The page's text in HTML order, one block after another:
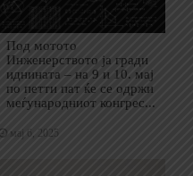
Под мотото
Инженерството ја гради
иднината – на 9 и 10. мај
по петти пат ќе се одржи
меѓународниот конгрес...
мај 6, 2025